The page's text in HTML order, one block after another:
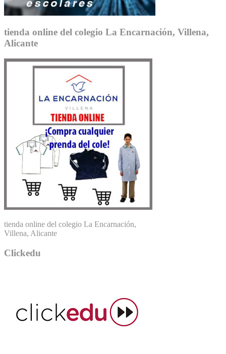
tienda online del colegio La Encarnación, Villena,
Alicante
tienda online del colegio La Encarnación,
Villena, Alicante
Clickedu